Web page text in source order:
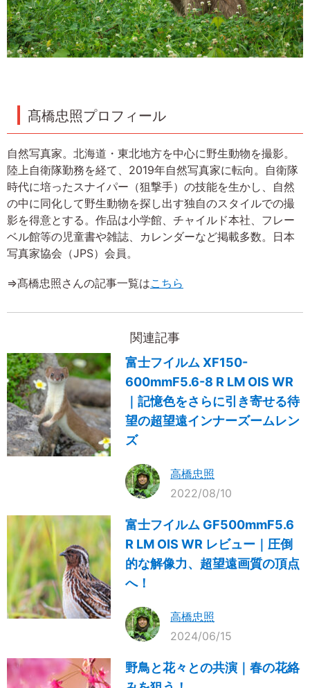
髙橋忠照プロフィール
自然写真家。北海道・東北地方を中心に野生動物を撮影。
陸上自衛隊勤務を経て、2019年自然写真家に転向。自衛隊
時代に培ったスナイパー（狙撃手）の技能を生かし、自然
の中に同化して野生動物を探し出す独自のスタイルでの撮
影を得意とする。作品は小学館、チャイルド本社、フレー
ベル館等の児童書や雑誌、カレンダーなど掲載多数。日本
写真家協会（JPS）会員。
⇒髙橋忠照さんの記事一覧はこちら
関連記事
富士フイルム XF150-
600mmF5.6-8 R LM OIS WR
｜記憶色をさらに引き寄せる待
望の超望遠インナーズームレン
ズ
高橋忠照
2022/08/10
富士フイルム GF500mmF5.6
R LM OIS WR レビュー｜圧倒
的な解像力、超望遠画質の頂点
へ！
高橋忠照
2024/06/15
野鳥と花々との共演｜春の花絡